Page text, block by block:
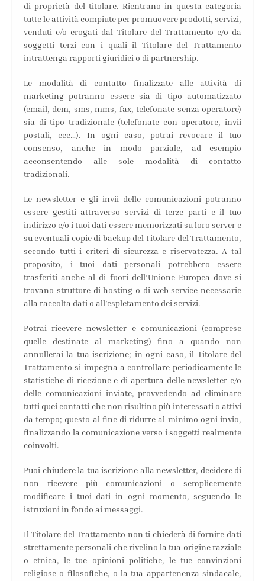
di proprietà del titolare. Rientrano in questa categoria
tutte le attività compiute per promuovere prodotti, servizi,
venduti e/o erogati dal Titolare del Trattamento e/o da
soggetti terzi con i quali il Titolare del Trattamento
intrattenga rapporti giuridici o di partnership.
Le modalità di contatto finalizzate alle attività di
marketing potranno essere sia di tipo automatizzato
(email, dem, sms, mms, fax, telefonate senza operatore)
sia di tipo tradizionale (telefonate con operatore, invii
postali, ecc…). In ogni caso, potrai revocare il tuo
consenso, anche in modo parziale, ad esempio
acconsentendo alle sole modalità di contatto
tradizionali.
Le newsletter e gli invii delle comunicazioni potranno
essere gestiti attraverso servizi di terze parti e il tuo
indirizzo e/o i tuoi dati essere memorizzati su loro server e
su eventuali copie di backup del Titolare del Trattamento,
secondo tutti i criteri di sicurezza e riservatezza. A tal
proposito, i tuoi dati personali potrebbero essere
trasferiti anche al di fuori dell’Unione Europea dove si
trovano strutture di hosting o di web service necessarie
alla raccolta dati o all’espletamento dei servizi.
Potrai ricevere newsletter e comunicazioni (comprese
quelle destinate al marketing) fino a quando non
annullerai la tua iscrizione; in ogni caso, il Titolare del
Trattamento si impegna a controllare periodicamente le
statistiche di ricezione e di apertura delle newsletter e/o
delle comunicazioni inviate, provvedendo ad eliminare
tutti quei contatti che non risultino più interessati o attivi
da tempo; questo al fine di ridurre al minimo ogni invio,
finalizzando la comunicazione verso i soggetti realmente
coinvolti.
Puoi chiudere la tua iscrizione alla newsletter, decidere di
non ricevere più comunicazioni o semplicemente
modificare i tuoi dati in ogni momento, seguendo le
istruzioni in fondo ai messaggi.
Il Titolare del Trattamento non ti chiederà di fornire dati
strettamente personali che rivelino la tua origine razziale
o etnica, le tue opinioni politiche, le tue convinzioni
religiose o filosofiche, o la tua appartenenza sindacale,